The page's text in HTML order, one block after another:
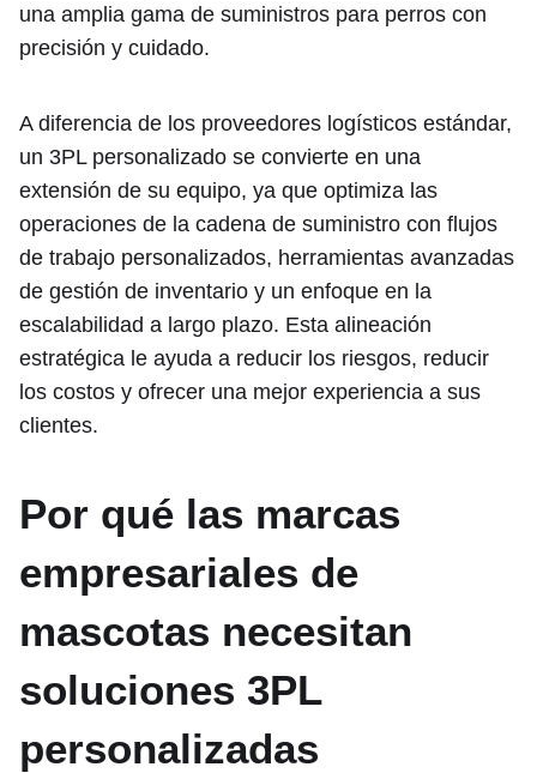
una amplia gama de suministros para perros con
precisión y cuidado.
A diferencia de los proveedores logísticos estándar,
un 3PL personalizado se convierte en una
extensión de su equipo, ya que optimiza las
operaciones de la cadena de suministro con flujos
de trabajo personalizados, herramientas avanzadas
de gestión de inventario y un enfoque en la
escalabilidad a largo plazo. Esta alineación
estratégica le ayuda a reducir los riesgos, reducir
los costos y ofrecer una mejor experiencia a sus
clientes.
Por qué las marcas
empresariales de
mascotas necesitan
soluciones 3PL
personalizadas